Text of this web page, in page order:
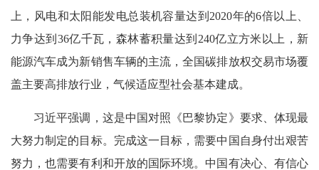
上，风电和太阳能发电总装机容量达到2020年的6倍以上、
力争达到36亿千瓦，森林蓄积量达到240亿立方米以上，新
能源汽车成为新销售车辆的主流，全国碳排放权交易市场覆
盖主要高排放行业，气候适应型社会基本建成。
习近平强调，这是中国对照《巴黎协定》要求、体现最
大努力制定的目标。完成这一目标，需要中国自身付出艰苦
努力，也需要有利和开放的国际环境。中国有决心、有信心